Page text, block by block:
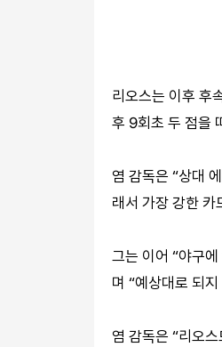
리오스는 이후 후
후 9회초 두 점을
염 감독은 “상대
래서 가장 강한 카
그는 이어 “야구
며 “예상대로 되
염 감독은 “리오